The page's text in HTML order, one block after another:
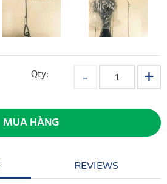
Qty:
MUA HÀNG
REVIEWS